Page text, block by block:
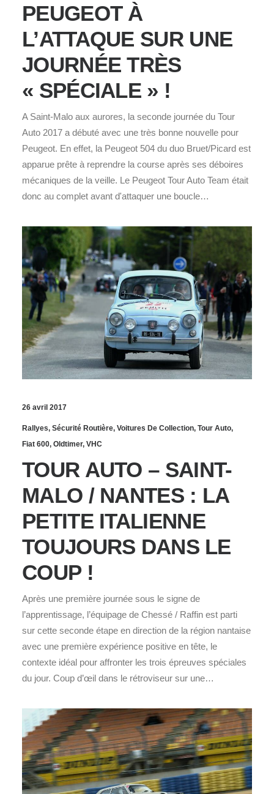
PEUGEOT À
L’ATTAQUE SUR UNE
JOURNÉE TRÈS
« SPÉCIALE » !
A Saint-Malo aux aurores, la seconde journée du Tour
Auto 2017 a débuté avec une très bonne nouvelle pour
Peugeot. En effet, la Peugeot 504 du duo Bruet/Picard est
apparue prête à reprendre la course après ses déboires
mécaniques de la veille. Le Peugeot Tour Auto Team était
donc au complet avant d'attaquer une boucle…
26 avril 2017
Rallyes, Sécurité Routière, Voitures De Collection, Tour Auto,
Fiat 600, Oldtimer, VHC
TOUR AUTO – SAINT-
MALO / NANTES : LA
PETITE ITALIENNE
TOUJOURS DANS LE
COUP !
Après une première journée sous le signe de
l’apprentissage, l’équipage de Chessé / Raffin est parti
sur cette seconde étape en direction de la région nantaise
avec une première expérience positive en tête, le
contexte idéal pour affronter les trois épreuves spéciales
du jour. Coup d’œil dans le rétroviseur sur une…